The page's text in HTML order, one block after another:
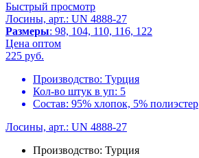
Быстрый просмотр
Лосины, арт.: UN 4888-27
Размеры: 98, 104, 110, 116, 122
Цена оптом
225 руб.
Производство: Турция
Кол-во штук в уп: 5
Состав: 95% хлопок, 5% полиэстер
Лосины, арт.: UN 4888-27
Производство: Турция